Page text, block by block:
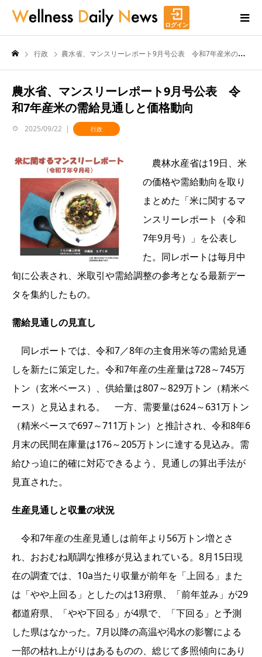
ログイン
行政 農水省、マンスリーレポート9月号公表 令和7年産米の需給見通しと価格動向
農水省、マンスリーレポート9月号公表 令
和7年産米の需給見通しと価格動向
2025/09/22 行政
農林水産省は19日、米
の価格や需給動向を取り
まとめた「米に関するマ
ンスリーレポート（令和
7年9月号）」を公表し
た。同レポートは毎月中
旬に公表され、米取引や需給調整の参考となる最新デー
タを集約したもの。
需給見通しの見直し
同レポートでは、令和7／8年の主食用米等の需給見通
しを新たに策定した。令和7年産の生産量は728～745万
トン（玄米ベース）、供給量は807～829万トン（精米ベ
ース）と見込まれる。 一方、需要量は624～631万トン
（精米ベースで697～711万トン）と推計され、令和8年6
月末の民間在庫量は176～205万トンに達する見込み。需
給ひっ迫に的確に対応できるよう、見通しの算出手法が
見直された。
生産見通しと収量の状況
令和7年産の生産見通しは前年より56万トン増とさ
れ、おおむね順調な推移が見込まれている。8月15日現
在の調査では、10a当たり収量が前年を「上回る」また
は「やや上回る」としたのは13府県、「前年並み」が29
都道府県、「やや下回る」が4県で、「下回る」と予測
した県はなかった。7月以降の高温や渇水の影響による
一部の枯れ上がりはあるものの、総じて多照傾向にあり